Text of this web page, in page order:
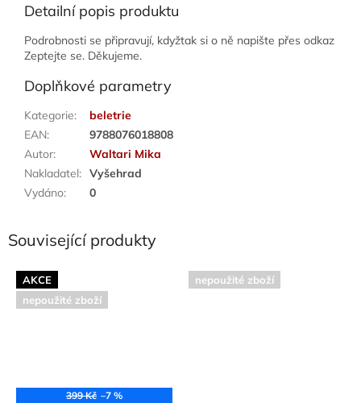
Detailní popis produktu
Podrobnosti se připravují, kdyžtak si o ně napište přes odkaz
Zeptejte se. Děkujeme.
Doplňkové parametry
Kategorie:
beletrie
EAN:
9788076018808
Autor:
Waltari Mika
Nakladatel: Vyšehrad
Vydáno: 0
Související produkty
AKCE
nepoužité zboží
399 Kč –7 %
nepoužité zboží